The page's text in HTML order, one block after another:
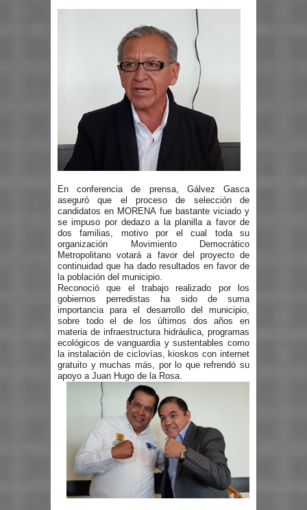
En conferencia de prensa, Gálvez Gasca
aseguró que el proceso de selección de
candidatos en MORENA fue bastante viciado y
se impuso por dedazo a la planilla a favor de
dos familias, motivo por el cual toda su
organización Movimiento Democrático
Metropolitano votará a favor del proyecto de
continuidad que ha dado resultados en favor de
la población del municipio.
Reconoció que el trabajo realizado por los
gobiernos perredistas ha sido de suma
importancia para el desarrollo del municipio,
sobre todo el de los últimos dos años en
materia de infraestructura hidráulica, programas
ecológicos de vanguardia y sustentables como
la instalación de ciclovías, kioskos con internet
gratuito y muchas más, por lo que refrendó su
apoyo a Juan Hugo de la Rosa.